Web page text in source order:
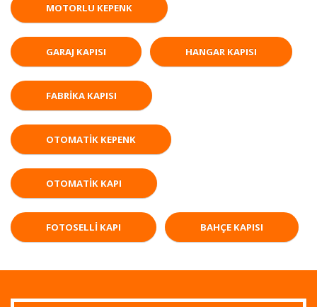
MOTORLU KEPENK
GARAJ KAPISI HANGAR KAPISI
FABRIKA KAPISI
OTOMATIK KEPENK
OTOMATIK KAPI
FOTOSELLI KAPI BAHÇE KAPISI